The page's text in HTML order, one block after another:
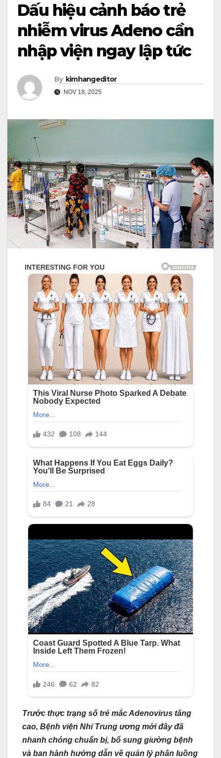
Dấu hiệu cảnh báo trẻ
nhiễm virus Adeno cần
nhập viện ngay lập tức
By kimhangeditor
NOV 18, 2025
Trước thực trạng số trẻ mắc Adenovirus tăng
cao, Bệnh viện Nhi Trung ương mới đây đã
nhanh chóng chuẩn bị, bổ sung giường bệnh
và ban hành hướng dẫn về quản lý phân luồng